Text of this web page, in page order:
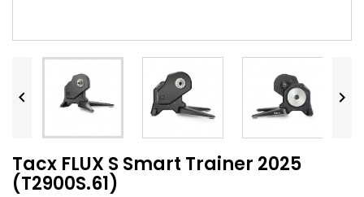
 
Tacx FLUX S Smart Trainer 2025
(T2900S.61)